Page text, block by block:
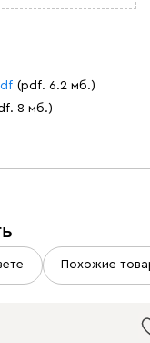
(pdf. 6.2 мб.)
8 мб.)
Похожие